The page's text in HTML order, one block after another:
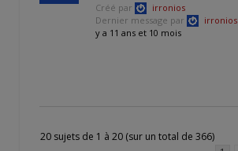
Créé par
irronios
Dernier message par
irronios
y a 11 ans et 10 mois
20 sujets de 1 à 20 (sur un total de 366)